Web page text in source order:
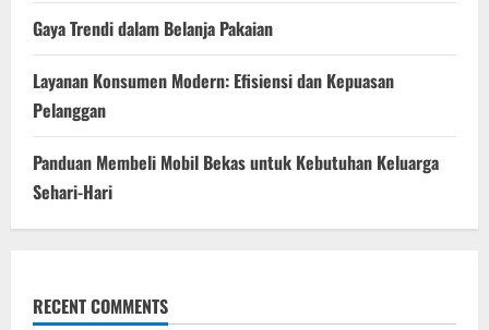
Gaya Trendi dalam Belanja Pakaian
Layanan Konsumen Modern: Efisiensi dan Kepuasan
Pelanggan
Panduan Membeli Mobil Bekas untuk Kebutuhan Keluarga
Sehari-Hari
RECENT COMMENTS